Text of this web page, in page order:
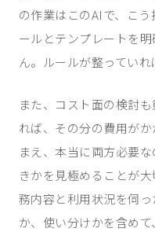
の作業はこのAIで、こ
ールとテンプレートを
ん。ルールが整っていれ
また、コスト面の検討
れば、その分の費用が
まえ、本当に両方必要
きかを見極めることが
務内容と利用状況を伺
か、使い分けかを含め